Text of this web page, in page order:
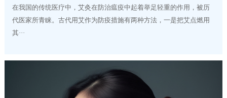
在我国的传统医疗中，艾灸在防治瘟疫中起着举足轻重的作用，被历
代医家所青睐。古代用艾作为防疫措施有两种方法，一是把艾点燃用
其···